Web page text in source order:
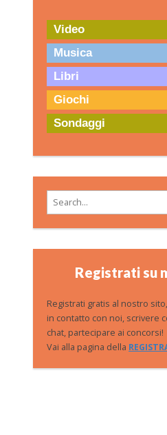
Video
Musica
Libri
Giochi
Sondaggi
Search for:
Registrati su
Registrati gratis al nostro
in contatto con noi, scrivere
chat, partecipare ai concorsi!
Vai alla pagina della